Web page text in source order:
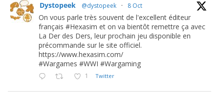
Dystopeek @dystopeek · 8 Oct
On vous parle très souvent de l'excellent éditeur
français #Hexasim et on va bientôt remettre ça avec
La Der des Ders, leur prochain jeu disponible en
précommande sur le site officiel.
https://www.hexasim.com/
#Wargames #WWI #Wargaming
1 Twitter